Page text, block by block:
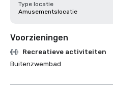
Type locatie
Amusementslocatie
Voorzieningen
Recreatieve activiteiten
Buitenzwembad